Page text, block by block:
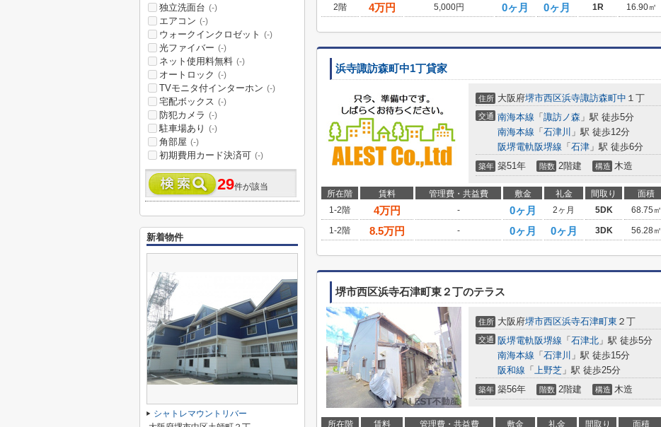
2階
4万円 5,000円 0ヶ月 0ヶ月 1R 16.90㎡
浜寺諏訪森町中1丁貸家
住所 大阪府堺市西区浜寺諏訪森町中 １丁
交通 南海本線 「 諏訪ノ森 」駅 徒歩5分
南海本線 「 石津川 」駅 徒歩12分
阪堺電軌阪堺線 「 石津 」駅 徒歩6分
築年 築51年 階数 2階建 構造 木造
所在階 賃料 管理費・共益費 敷金 礼金 間取り 面積
1-2階
4万円 - 0ヶ月 2ヶ月 5DK 68.75㎡
1-2階
8.5万円 - 0ヶ月 0ヶ月 3DK 56.28㎡
堺市西区浜寺石津町東２丁のテラス
住所 大阪府堺市西区浜寺石津町東 ２丁
交通 阪堺電軌阪堺線 「 石津北 」駅 徒歩5分
南海本線 「 石津川 」駅 徒歩15分
阪和線 「 上野芝 」駅 徒歩25分
築年 築56年 階数 2階建 構造 木造
所在階 賃料 管理費・共益費 敷金 礼金 間取り 面積
独立洗面台 (-)
エアコン (-)
ウォークインクロゼット (-)
光ファイバー (-)
ネット使用料無料 (-)
オートロック (-)
TVモニタ付インターホン (-)
宅配ボックス (-)
防犯カメラ (-)
駐車場あり (-)
角部屋 (-)
初期費用カード決済可 (-)
29件が該当
新着物件
シャトレマウントリバー